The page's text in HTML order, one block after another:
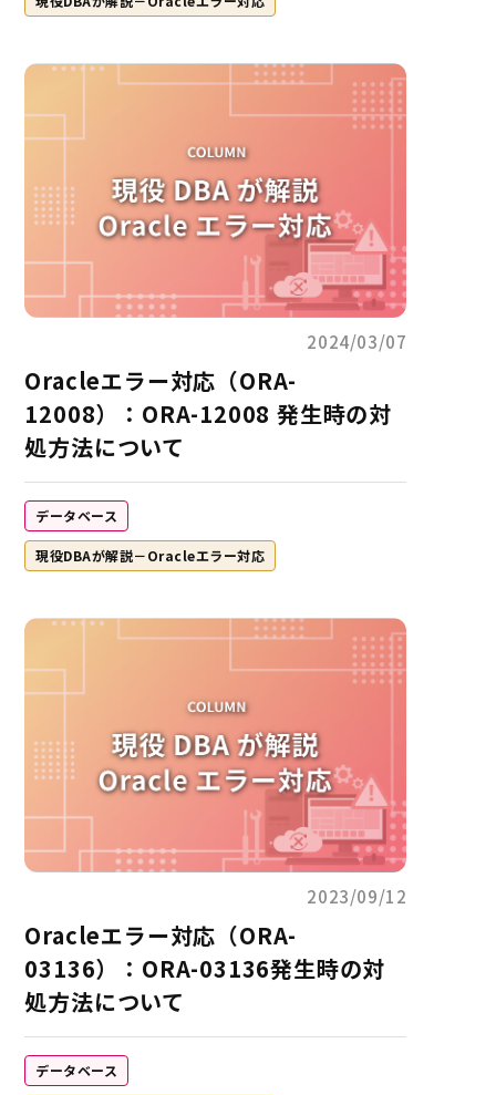
2024/03/07
Oracleエラー対応（ORA-
12008）：ORA-12008 発生時の対
処方法について
データベース
現役DBAが解説－Oracleエラー対応
2023/09/12
Oracleエラー対応（ORA-
03136）：ORA-03136発生時の対
処方法について
データベース